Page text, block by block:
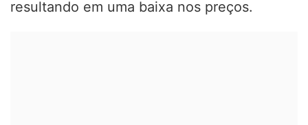
resultando em uma baixa nos preços.